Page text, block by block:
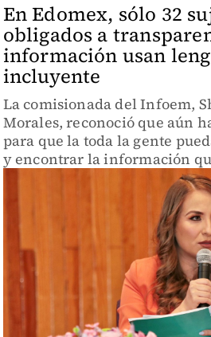
En Edomex, sólo 32
obligados a
información usan
incluyente
La comisionada del Infoem,
Morales, reconoció que aún
para que la toda la gente
y encontrar la información